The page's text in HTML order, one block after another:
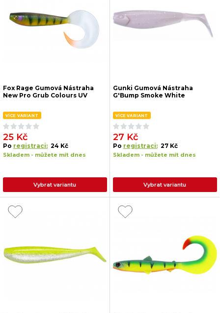
Fox Rage Gumová Nástraha
New Pro Grub Colours UV
VÍCE VARIANT
25 Kč
Po registraci: 24 Kč
Skladem - můžete mít dnes
Vybrat variantu
Gunki Gumová Nástraha
G'Bump Smoke White
VÍCE VARIANT
27 Kč
Po registraci: 27 Kč
Skladem - můžete mít dnes
Vybrat variantu